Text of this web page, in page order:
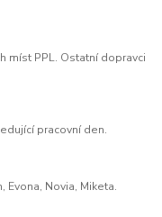
míst PPL. Ostatní dopravci
pracovní den.
Evona, Novia, Miketa.